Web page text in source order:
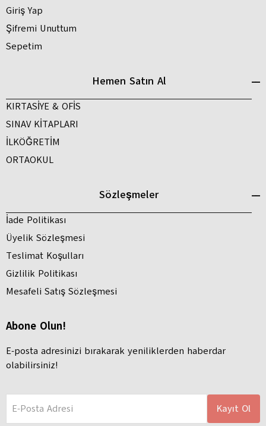
Giriş Yap
Şifremi Unuttum
Sepetim
Hemen Satın Al
KIRTASİYE & OFİS
SINAV KİTAPLARI
İLKÖĞRETİM
ORTAOKUL
Sözleşmeler
İade Politikası
Üyelik Sözleşmesi
Teslimat Koşulları
Gizlilik Politikası
Mesafeli Satış Sözleşmesi
Abone Olun!
E-posta adresinizi bırakarak yeniliklerden haberdar
olabilirsiniz!
E-Posta Adresi Kayıt Ol